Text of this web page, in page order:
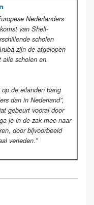
Nederlanders
van Shell-
scholen
zijn de afgelopen
alle scholen en
de eilanden bang
dan in Nederland”,
gebeurt vooral door
je in de zak mee naar
door bijvoorbeeld
verleden.”